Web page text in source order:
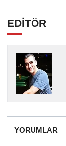
EDİTÖR
YORUMLAR